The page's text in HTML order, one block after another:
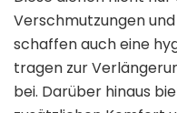
Verschmutzungen
schaffen auch eine
tragen zur
bei. Darüber hinaus